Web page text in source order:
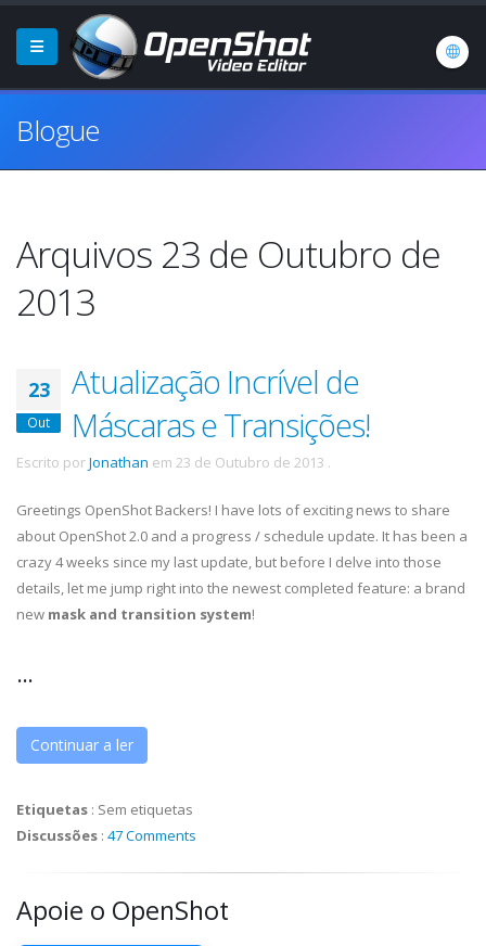
Blogue
Arquivos 23 de Outubro de
2013
23
Out
Atualização Incrível de
Máscaras e Transições!
Escrito porJonathan em 23 de Outubro de 2013 .
Greetings OpenShot Backers! I have lots of exciting news to share
about OpenShot 2.0 and a progress / schedule update. It has been a
crazy 4 weeks since my last update, but before I delve into those
details, let me jump right into the newest completed feature: a brand
new mask and transition system!
...
Continuar a ler
Etiquetas : Sem etiquetas
Discussões : 47 Comments
Apoie o OpenShot